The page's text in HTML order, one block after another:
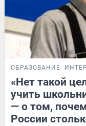
ОБРАЗОВАНИЕ
«Нет такой
учить
— о том,
России